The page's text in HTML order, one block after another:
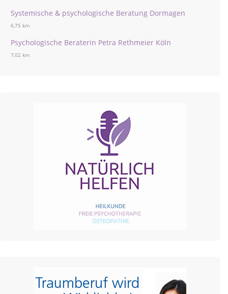
Systemische & psychologische Beratung Dormagen
6,75 km
Psychologische Beraterin Petra Rethmeier Köln
7,02 km